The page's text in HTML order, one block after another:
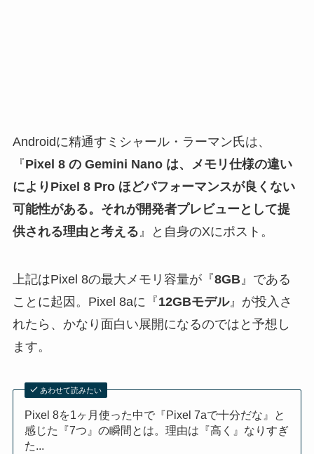
Androidに精通すミシャール・ラーマン氏は、
『Pixel 8 の Gemini Nano は、メモリ仕様の違い
によりPixel 8 Pro ほどパフォーマンスが良くない
可能性がある。それが開発者プレビューとして提
供される理由と考える』と自身のXにポスト。
上記はPixel 8の最大メモリ容量が『8GB』である
ことに起因。Pixel 8aに『12GBモデル』が投入さ
れたら、かなり面白い展開になるのではと予想し
ます。
あわせて読みたい
Pixel 8を1ヶ月使った中で『Pixel 7aで十分だな』と
感じた『7つ』の瞬間とは。理由は『高く』なりすぎ
た...